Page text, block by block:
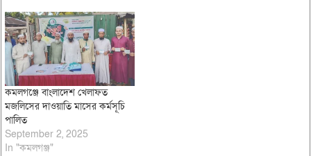
কমলগঞ্জে বাংলাদেশ খেলাফত
মজলিসের দাওয়াতি মাসের কর্মসূচি
পালিত
September 2, 2025
In "কমলগঞ্জ"